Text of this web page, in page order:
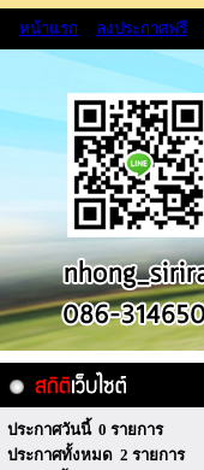
หน้าแรก ลงประกาศฟรี
ประกาศวันนี้ 0 รายการ
ประกาศทั้งหมด 2 รายการ